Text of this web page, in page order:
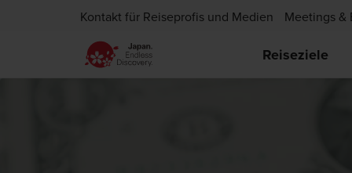
Kontakt für Reiseprofis und Medien Meetings &
Reiseziele